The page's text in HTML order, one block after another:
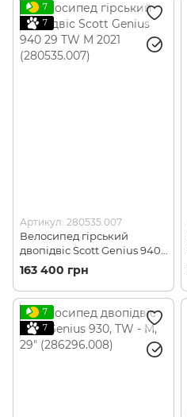
7
7
Артикул: 280535.007
Велосипед гірський
двопідвіс Scott Genius 940
29 TW M 2021 (280535.007)
163 400 грн
7
7